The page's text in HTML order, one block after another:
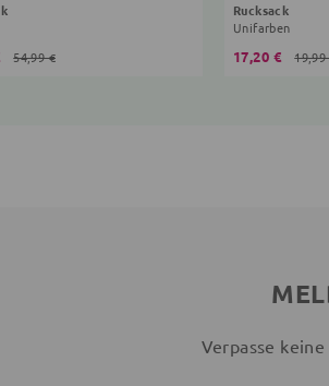
54,99 €
Rucksack
Unifarben
17,20 € 19,99
Verpasse